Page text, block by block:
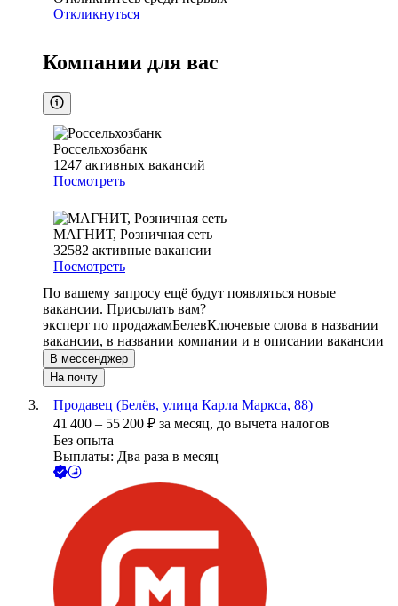
Откликнуться
Компании для вас
Россельхозбанк
1247 активных вакансий
Посмотреть
МАГНИТ, Розничная сеть
32582 активные вакансии
Посмотреть
По вашему запросу ещё будут появляться новые
вакансии. Присылать вам?
эксперт по продажамБелевКлючевые слова в названии
вакансии, в названии компании и в описании вакансии
В мессенджер
На почту
Продавец (Белёв, улица Карла Маркса, 88)
41 400 – 55 200 ₽ за месяц, до вычета налогов
Без опыта
Выплаты: Два раза в месяц